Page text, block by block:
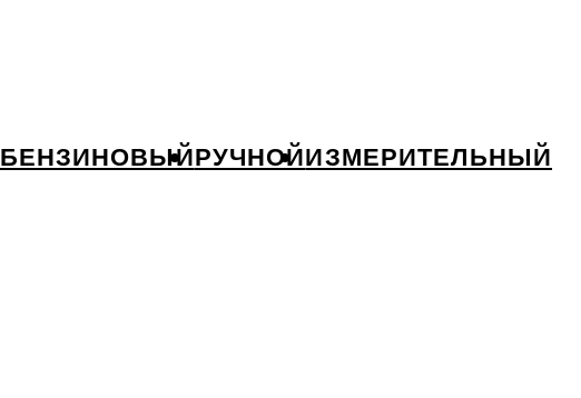
БЕНЗИНОВЫЙРУЧНОЙИЗМЕРИТЕЛЬНЫЙ